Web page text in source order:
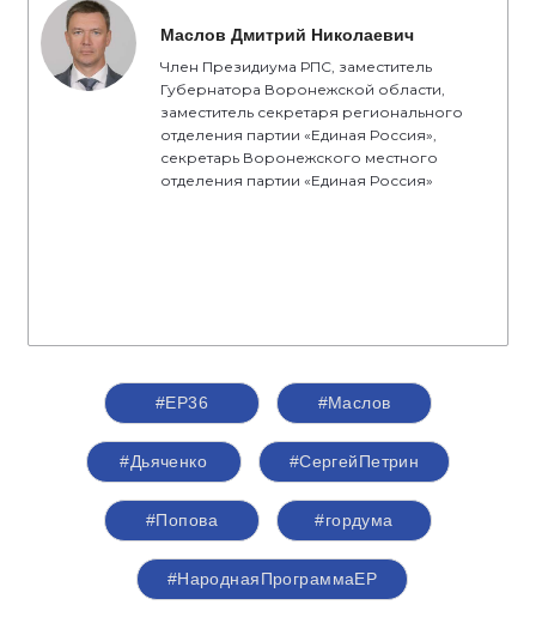
Маслов Дмитрий Николаевич
Член Президиума РПС, заместитель
Губернатора Воронежской области,
заместитель секретаря регионального
отделения партии «Единая Россия»,
секретарь Воронежского местного
отделения партии «Единая Россия»
#ЕР36 #Маслов
#Дьяченко #СергейПетрин
#Попова #гордума
#НароднаяПрограммаЕР